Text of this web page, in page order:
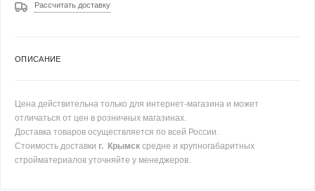
Рассчитать доставку
ОПИСАНИЕ
Цена действительна только для интернет-магазина и может
отличаться от цен в розничных магазинах.
Доставка товаров осуществляется по всей России.
Стоимость доставки г. Крымск средне и крупногабаритных
стройматериалов уточняйте у менеджеров.